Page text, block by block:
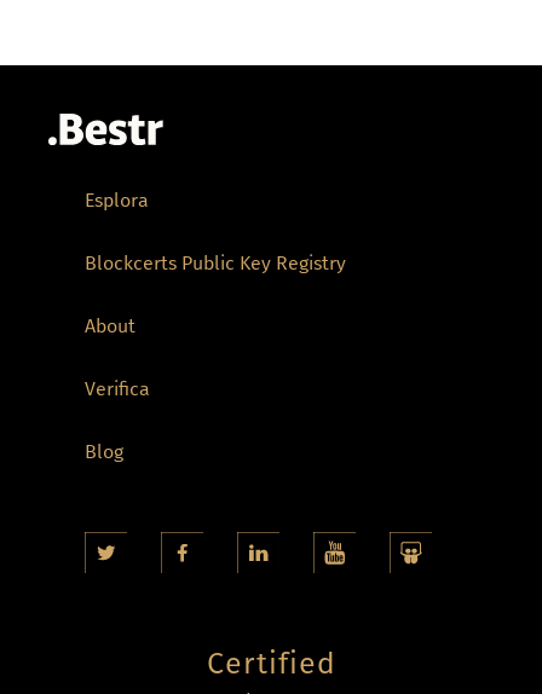
Esplora
Blockcerts Public Key Registry
About
Verifica
Blog
Certified